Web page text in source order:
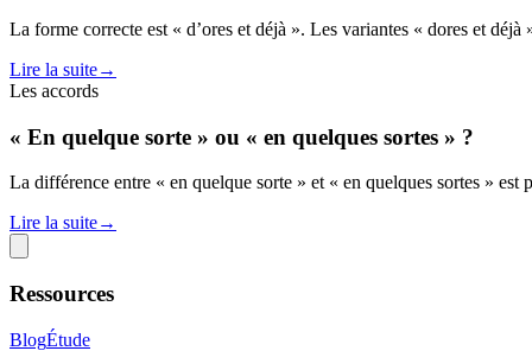
La forme correcte est « d’ores et déjà ». Les variantes « dores et
Lire la suite→
Les accords
« En quelque sorte » ou « en quelques sortes » ?
La différence entre « en quelque sorte » et « en quelques sortes »
Lire la suite→
Ressources
BlogÉtude